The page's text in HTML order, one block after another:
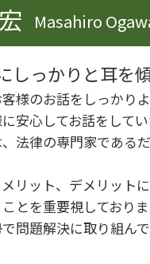
就業規則 不利益変
企業法務 取り組み
企業法務 会社
労働問題 企業法務
企業法務 契約書チ
Masahiro
しっかりと耳を
様のお話をしっかり
安心してお話をして
法律の専門家である
リット、デメリット
とを重要視しておりま
問題解決に取り組んで